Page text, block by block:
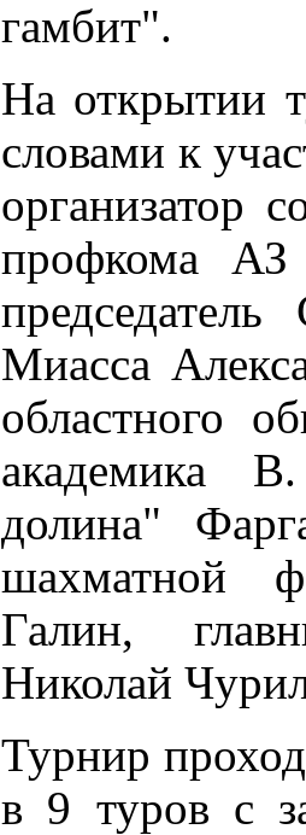
гамбит".
На открытии
словами к
организатор
профкома АЗ
Миасса
областного
академика
долина"
шахматной
Галин,
Николай
Турнир
в 9 туров с